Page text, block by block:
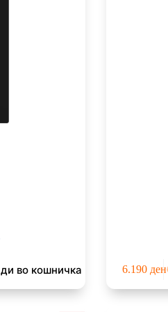
во кошничка 6.190 ден